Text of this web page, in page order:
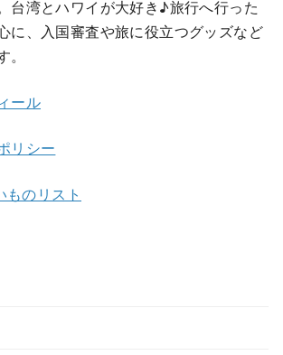
台湾とハワイが大好き♪旅行へ行った
に、入国審査や旅に役立つグッズなど
ール
リシー
のリスト